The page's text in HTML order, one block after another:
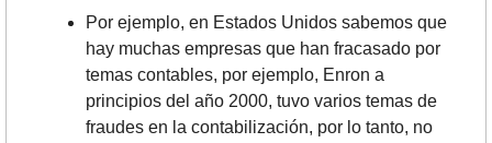
Por ejemplo, en Estados Unidos sabemos que
hay muchas empresas que han fracasado por
temas contables, por ejemplo, Enron a
principios del año 2000, tuvo varios temas de
fraudes en la contabilización, por lo tanto, no